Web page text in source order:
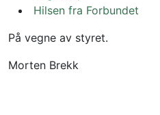
Hilsen fra Forbundet
På vegne av styret.
Morten Brekk